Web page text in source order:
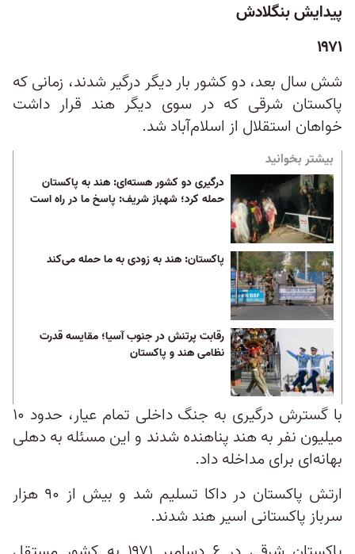
پیدایش بنگلادش
۱۹۷۱
شش سال بعد، دو کشور بار دیگر درگیر شدند، زمانی که
پاکستان شرقی که در سوی دیگر هند قرار داشت
خواهان استقلال از اسلام‌آباد شد.
بیشتر بخوانید
درگیری دو کشور هسته‌ای: هند به پاکستان
حمله کرد؛ شهباز شریف: پاسخ ما در راه است
پاکستان: هند به زودی به ما حمله می‌کند
رقابت پرتنش در جنوب آسیا؛ مقایسه قدرت
نظامی هند و پاکستان
با گسترش درگیری به جنگ داخلی تمام عیار، حدود ۱۰
میلیون نفر به هند پناهنده شدند و این مسئله به دهلی
بهانه‌ای برای مداخله داد.
ارتش پاکستان در داکا تسلیم شد و بیش از ۹۰ هزار
سرباز پاکستانی اسیر هند شدند.